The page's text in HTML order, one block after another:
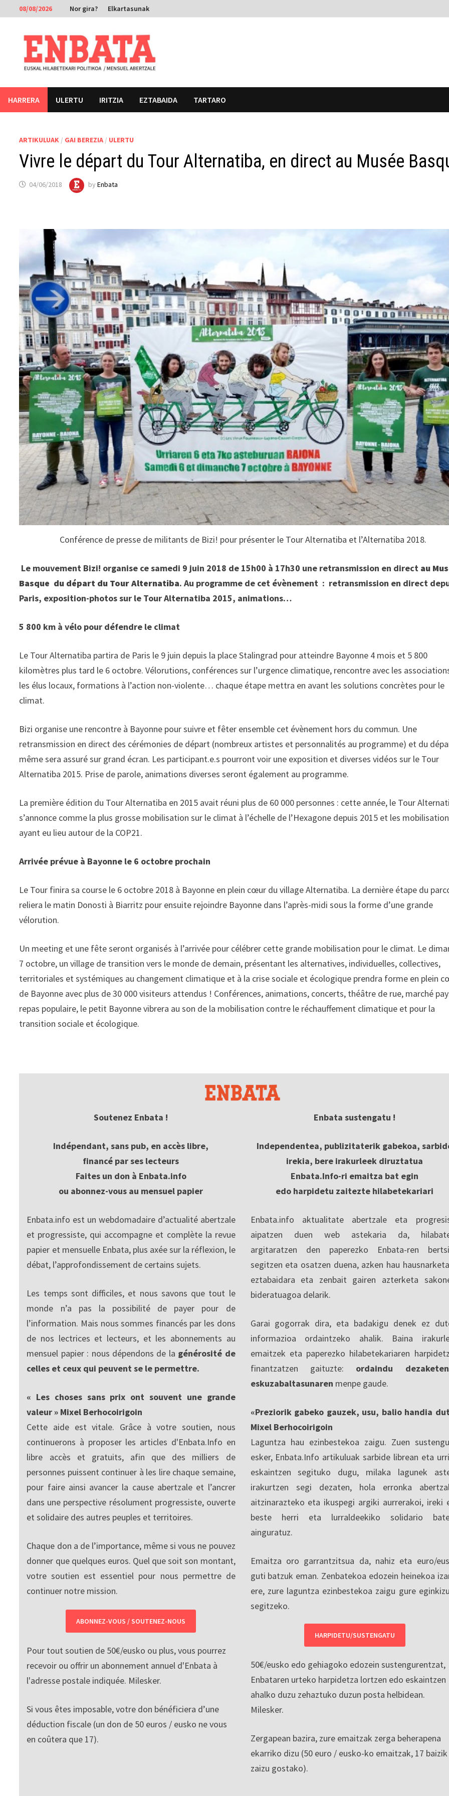
to
content
08/08/2026 Nor gira? Elkartasunak
HARRERA ULERTU IRITZIA EZTABAIDA TARTARO
ARTIKULUAK / GAI BEREZIA / ULERTU
Vivre le départ du Tour Alternatiba, en direct au Musée
04/06/2018 byEnbata
Conférence de presse de militants de Bizi! pour présenter le Tour Alternatiba et l’Alternatiba 2018.
Le mouvement Bizi! organise ce samedi 9 juin 2018 de 15h00 à 17h30 une retransmission en direct au
Basque du départ du Tour Alternatiba. Au programme de cet évènement : retransmission en direct
Paris, exposition-photos sur le Tour Alternatiba 2015, animations…
5 800 km à vélo pour défendre le climat
Le Tour Alternatiba partira de Paris le 9 juin depuis la place Stalingrad pour atteindre Bayonne 4 mois et 5 800
kilomètres plus tard le 6 octobre. Vélorutions, conférences sur l’urgence climatique, rencontre avec les
les élus locaux, formations à l’action non-violente… chaque étape mettra en avant les solutions concrètes pour le
climat.
Bizi organise une rencontre à Bayonne pour suivre et fêter ensemble cet évènement hors du commun. Une
retransmission en direct des cérémonies de départ (nombreux artistes et personnalités au programme) et du
même sera assuré sur grand écran. Les participant.e.s pourront voir une exposition et diverses vidéos sur le Tour
Alternatiba 2015. Prise de parole, animations diverses seront également au programme.
La première édition du Tour Alternatiba en 2015 avait réuni plus de 60 000 personnes : cette année, le Tour
s’annonce comme la plus grosse mobilisation sur le climat à l’échelle de l’Hexagone depuis 2015 et les
ayant eu lieu autour de la COP21.
Arrivée prévue à Bayonne le 6 octobre prochain
Le Tour finira sa course le 6 octobre 2018 à Bayonne en plein cœur du village Alternatiba. La dernière étape du
reliera le matin Donosti à Biarritz pour ensuite rejoindre Bayonne dans l’après-midi sous la forme d’une grande
vélorution.
Un meeting et une fête seront organisés à l’arrivée pour célébrer cette grande mobilisation pour le climat. Le
7 octobre, un village de transition vers le monde de demain, présentant les alternatives, individuelles, collectives,
territoriales et systémiques au changement climatique et à la crise sociale et écologique prendra forme en plein
de Bayonne avec plus de 30 000 visiteurs attendus ! Conférences, animations, concerts, théâtre de rue, marché
repas populaire, le petit Bayonne vibrera au son de la mobilisation contre le réchauffement climatique et pour la
transition sociale et écologique.
Soutenez Enbata !
Indépendant, sans pub, en accès libre,
financé par ses lecteurs
Faites un don à Enbata.info
ou abonnez-vous au mensuel papier
Enbata.info est un webdomadaire d’actualité abertzale
et progressiste, qui accompagne et complète la revue
papier et mensuelle Enbata, plus axée sur la réflexion, le
débat, l’approfondissement de certains sujets.
Les temps sont difficiles, et nous savons que tout le
monde n’a pas la possibilité de payer pour de
l’information. Mais nous sommes financés par les dons
de nos lectrices et lecteurs, et les abonnements au
mensuel papier : nous dépendons de la générosité de
celles et ceux qui peuvent se le permettre.
« Les choses sans prix ont souvent une grande
valeur » Mixel Berhocoirigoin
Cette aide est vitale. Grâce à votre soutien, nous
continuerons à proposer les articles d'Enbata.Info en
libre accès et gratuits, afin que des milliers de
personnes puissent continuer à les lire chaque semaine,
pour faire ainsi avancer la cause abertzale et l’ancrer
dans une perspective résolument progressiste, ouverte
et solidaire des autres peuples et territoires.
Chaque don a de l’importance, même si vous ne pouvez
donner que quelques euros. Quel que soit son montant,
votre soutien est essentiel pour nous permettre de
continuer notre mission.
ABONNEZ-VOUS / SOUTENEZ-NOUS
Pour tout soutien de 50€/eusko ou plus, vous pourrez
recevoir ou offrir un abonnement annuel d'Enbata à
l'adresse postale indiquée. Milesker.
Si vous êtes imposable, votre don bénéficiera d’une
déduction fiscale (un don de 50 euros / eusko ne vous
en coûtera que 17).
Enbata sustengatu !
Independentea, publizitaterik gabekoa,
irekia, bere irakurleek diruztatua
Enbata.Info-ri emaitza bat egin
edo harpidetu zaitezte hilabetekariari
Enbata.info aktualitate abertzale eta
aipatzen duen web astekaria da,
argitaratzen den paperezko Enbata-ren
segitzen eta osatzen duena, azken hau
eztabaidara eta zenbait gairen azterketa
bideratuagoa delarik.
Garai gogorrak dira, eta badakigu denek ez
informazioa ordaintzeko ahalik. Baina
emaitzek eta paperezko hilabetekariaren
finantzatzen gaituzte: ordaindu
eskuzabaltasunaren menpe gaude.
«Preziorik gabeko gauzek, usu, balio handia
Mixel Berhocoirigoin
Laguntza hau ezinbestekoa zaigu. Zuen
esker, Enbata.Info artikuluak sarbide librean eta
eskaintzen segituko dugu, milaka lagunek
irakurtzen segi dezaten, hola erronka
aitzinarazteko eta ikuspegi argiki aurrerakoi, ireki
beste herri eta lurraldeekiko solidario
ainguratuz.
Emaitza oro garrantzitsua da, nahiz eta euro/
guti batzuk eman. Zenbatekoa edozein heinekoa
ere, zure laguntza ezinbestekoa zaigu gure
segitzeko.
HARPIDETU/SUSTENGATU
50€/eusko edo gehiagoko edozein sustengurentzat,
Enbataren urteko harpidetza lortzen edo eskaintzen
ahalko duzu zehaztuko duzun posta helbidean.
Milesker.
Zergapean bazira, zure emaitzak zerga beherapena
ekarriko dizu (50 euro / eusko-ko emaitzak, 17 baizik
zaizu gostako).